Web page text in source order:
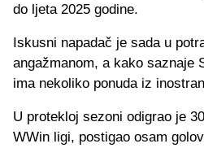
do ljeta 2025 godine.
Iskusni napadač je sada u
angažmanom, a kako saznaje
ima nekoliko ponuda iz
U protekloj sezoni odigrao je
WWin ligi, postigao osam